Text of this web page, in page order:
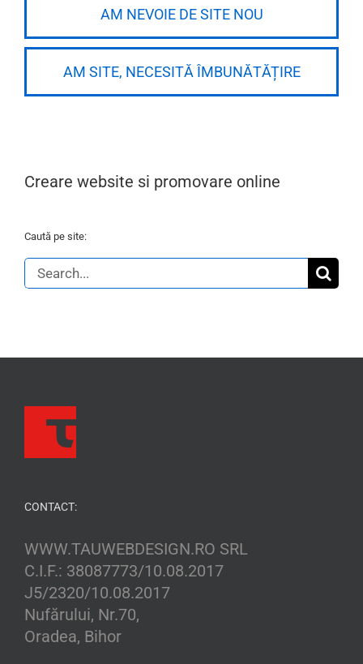
AM NEVOIE DE SITE NOU
AM SITE, NECESITĂ ÎMBUNĂTĂȚIRE
Creare website si promovare online
Caută pe site:
Search
for:
CONTACT:
WWW.TAUWEBDESIGN.RO SRL
C.I.F.: 38087773/10.08.2017
J5/2320/10.08.2017
Nufărului, Nr.70,
Oradea, Bihor